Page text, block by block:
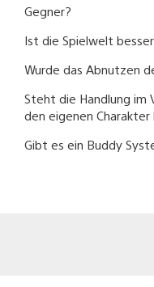
Gegner?
Ist die Spielwelt
Wurde das Abnutzen
Steht die Handlung im
den eigenen Charakter
Gibt es ein Buddy